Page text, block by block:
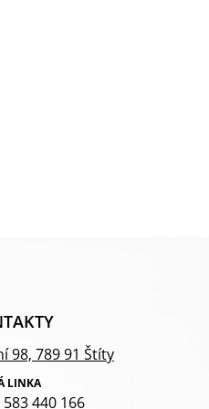
98, 789 91 Štíty
LINKA
440 166